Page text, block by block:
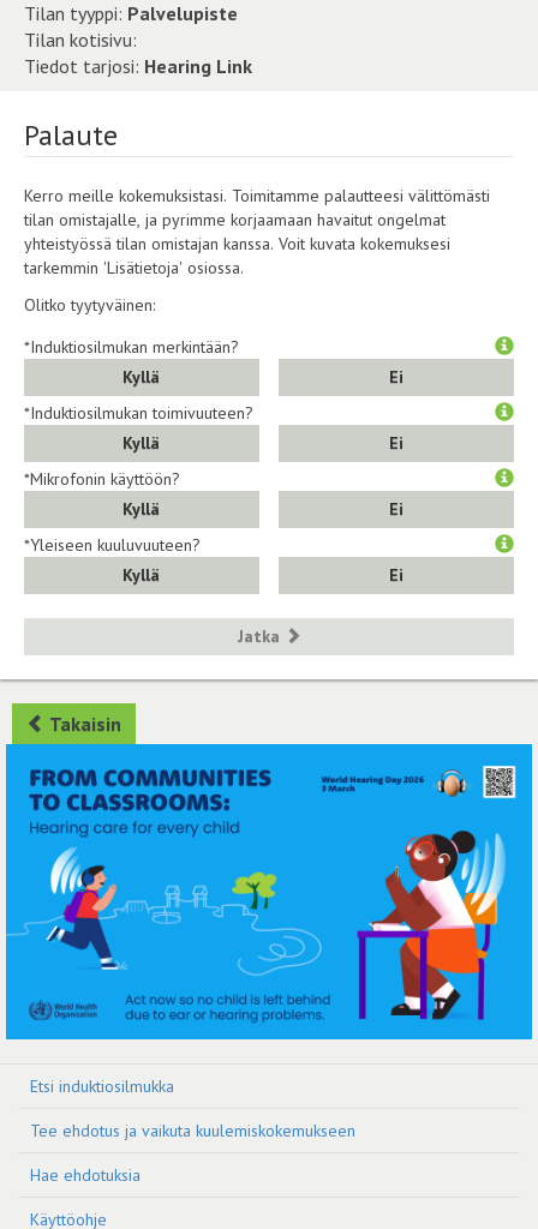
Tilan tyyppi: Palvelupiste
Tilan kotisivu:
Tiedot tarjosi: Hearing Link
Palaute
Kerro meille kokemuksistasi. Toimitamme palautteesi välittömästi
tilan omistajalle, ja pyrimme korjaamaan havaitut ongelmat
yhteistyössä tilan omistajan kanssa. Voit kuvata kokemuksesi
tarkemmin 'Lisätietoja' osiossa.
Olitko tyytyväinen:
*Induktiosilmukan merkintään?
Kyllä
Ei
*Induktiosilmukan toimivuuteen?
Kyllä
Ei
*Mikrofonin käyttöön?
Kyllä
Ei
*Yleiseen kuuluvuuteen?
Kyllä
Ei
Jatka
Takaisin
Etsi induktiosilmukka
Tee ehdotus ja vaikuta kuulemiskokemukseen
Hae ehdotuksia
Käyttöohje